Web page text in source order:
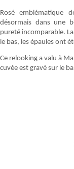
Rosé emblématique
désormais dans une
pureté incomparable.
le bas, les épaules ont
Ce relooking a valu à
cuvée est gravé sur le